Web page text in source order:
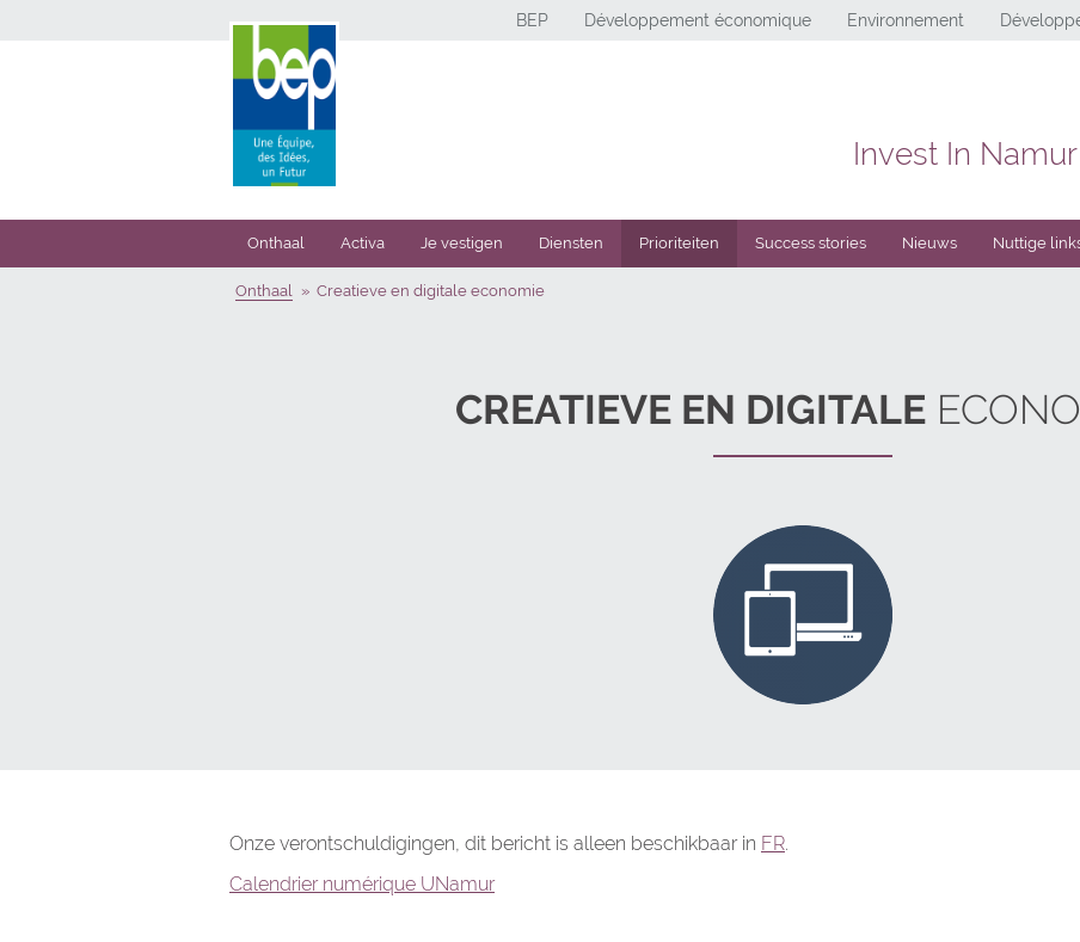
BEP Développement économique Environnement
Invest In Namur
Onthaal Activa Je vestigen Diensten Prioriteiten Success stories Nieuws Nuttige
Onthaal Creatieve en digitale economie
CREATIEVE EN DIGITALE
Onze verontschuldigingen, dit bericht is alleen beschikbaar in FR.
Calendrier numérique UNamur